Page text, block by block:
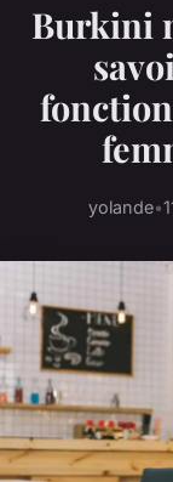
Burkini
yolande•